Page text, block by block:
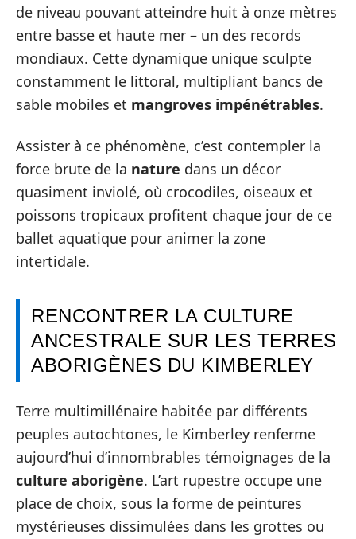
de niveau pouvant atteindre huit à onze mètres
entre basse et haute mer – un des records
mondiaux. Cette dynamique unique sculpte
constamment le littoral, multipliant bancs de
sable mobiles et mangroves impénétrables.
Assister à ce phénomène, c’est contempler la
force brute de la nature dans un décor
quasiment inviolé, où crocodiles, oiseaux et
poissons tropicaux profitent chaque jour de ce
ballet aquatique pour animer la zone
intertidale.
RENCONTRER LA CULTURE
ANCESTRALE SUR LES TERRES
ABORIGÈNES DU KIMBERLEY
Terre multimillénaire habitée par différents
peuples autochtones, le Kimberley renferme
aujourd’hui d’innombrables témoignages de la
culture aborigène. L’art rupestre occupe une
place de choix, sous la forme de peintures
mystérieuses dissimulées dans les grottes ou